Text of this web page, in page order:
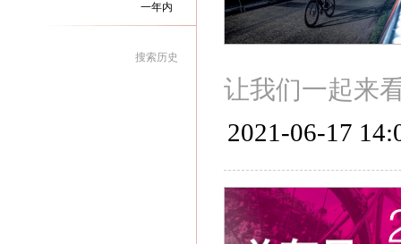
一年内
搜索历史
让我们一起来
2021-06-17